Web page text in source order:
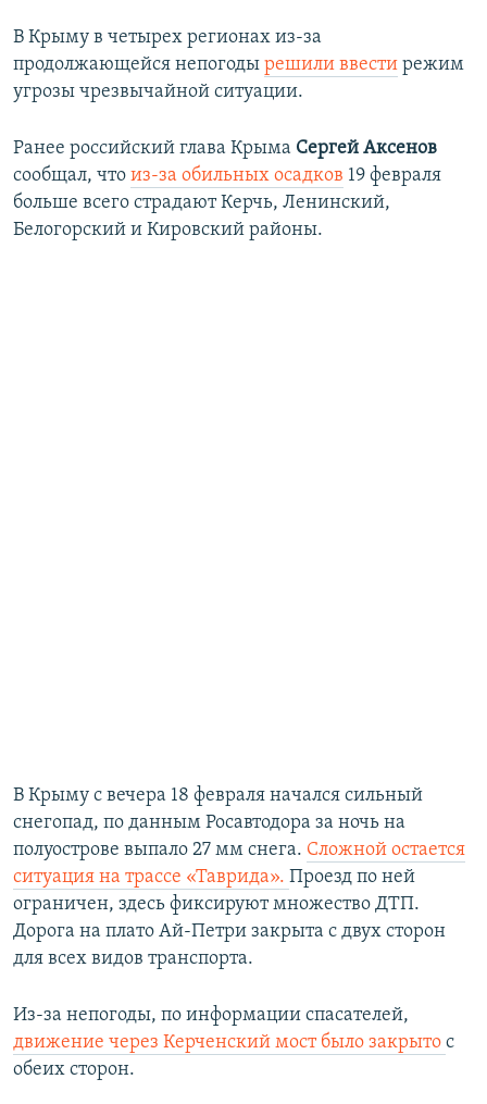
В Крыму в четырех регионах из-за
продолжающейся непогоды решили ввести режим
угрозы чрезвычайной ситуации.
Ранее российский глава Крыма Сергей Аксенов
сообщал, что из-за обильных осадков 19 февраля
больше всего страдают Керчь, Ленинский,
Белогорский и Кировский районы.
В Крыму с вечера 18 февраля начался сильный
снегопад, по данным Росавтодора за ночь на
полуострове выпало 27 мм снега. Сложной остается
ситуация на трассе «Таврида». Проезд по ней
ограничен, здесь фиксируют множество ДТП.
Дорога на плато Ай-Петри закрыта с двух сторон
для всех видов транспорта.
Из-за непогоды, по информации спасателей,
движение через Керченский мост было закрыто с
обеих сторон.